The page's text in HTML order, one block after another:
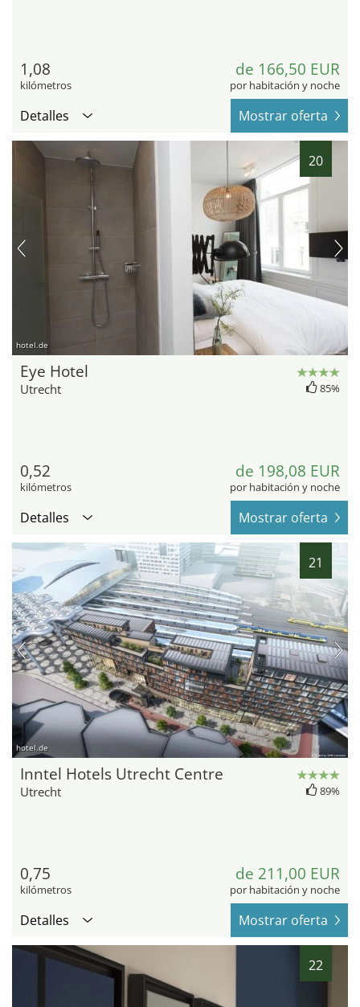
1,08
kilómetros
de 166,50 EUR
por habitación y noche
Detalles Mostrar oferta
20
hotel.de
Eye Hotel
Utrecht 85%
0,52
kilómetros
de 198,08 EUR
por habitación y noche
Detalles Mostrar oferta
21
hotel.de
Inntel Hotels Utrecht Centre
Utrecht 89%
0,75
kilómetros
de 211,00 EUR
por habitación y noche
Detalles Mostrar oferta
22